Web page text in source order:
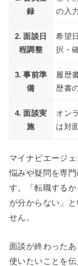
録
の入力
2. 面談日
程調整
希望
択・
3. 事前準
備
履歴
歴書
4. 面談実
施
オン
は対
マイナビエージ
悩みや疑問を専
す。「転職する
が分からない」
せん。
面談が終わった
使いたいことを